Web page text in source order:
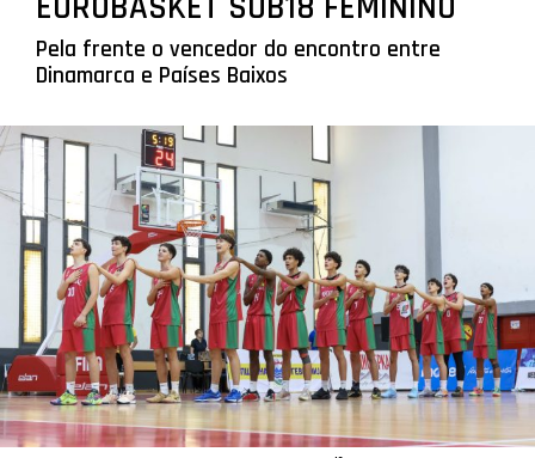
Pela frente o vencedor do encontro entre
Dinamarca e Países Baixos